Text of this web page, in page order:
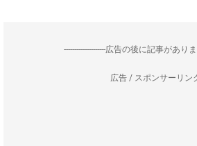
--------------------広告の後に記事がありま
広告 / スポンサーリン